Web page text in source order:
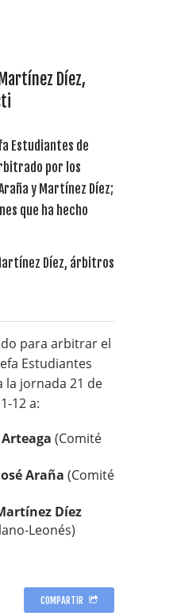
Díez,
Estudiantes de
por los
y Martínez Díez;
que ha hecho
para arbitrar el
Estudiantes
la jornada 21 de
12 a:
(Comité
Araña (Comité
Díez
Leonés)
COMPARTIR